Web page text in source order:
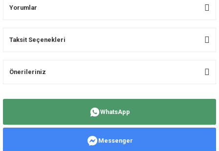
Yorumlar
Taksit Seçenekleri
Önerileriniz
Ürün resmi kalitesiz, bozuk veya görüntülenemiyor.
WhatsApp
Messenger